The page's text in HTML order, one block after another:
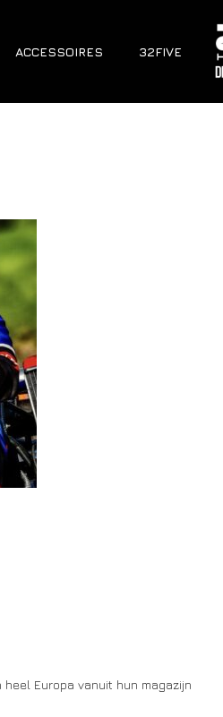
ACCESSOIRES 32FIVE
Europa vanuit hun magazijn